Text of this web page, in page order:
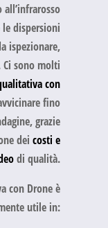
dispersioni
ispezionare,
Ci sono molti
con
fino
grazie
dei costi e
di qualità.
con Droneè
utile in: